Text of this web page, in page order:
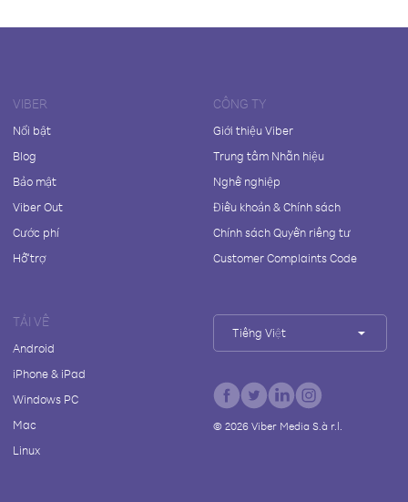
VIBER
Nổi bật
Blog
Bảo mật
Viber Out
Cước phí
Hỗ trợ
CÔNG TY
Giới thiệu Viber
Trung tâm Nhãn hiệu
Nghề nghiệp
Điều khoản & Chính sách
Chính sách Quyền riêng tư
Customer Complaints Code
TẢI VỀ
Android
iPhone & iPad
Windows PC
Mac
Linux
Tiếng Việt
© 2026Viber Media S.à r.l.